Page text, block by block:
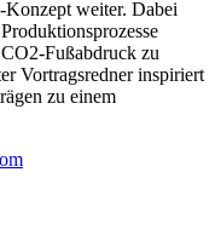
weiter. Dabei
Fußabdruck zu
Vortragsredner inspiriert
zu einem